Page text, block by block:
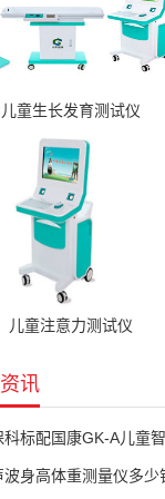
儿童生长发育测试仪
儿童注意力测试仪
讯